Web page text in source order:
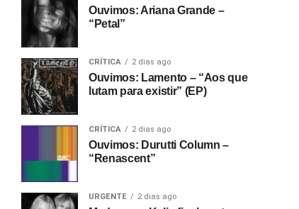
Ouvimos: Ariana Grande –
“Petal”
CRÍTICA 2 dias ago
Ouvimos: Lamento – “Aos que
lutam para existir” (EP)
CRÍTICA 2 dias ago
Ouvimos: Durutti Column –
“Renascent”
URGENTE 2 dias ago